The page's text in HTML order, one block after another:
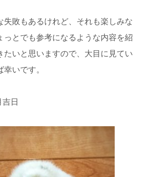
失敗もあるけれど、それも楽しみな
っとでも参考になるような内容を紹
たいと思いますので、大目に見てい
いです。
日